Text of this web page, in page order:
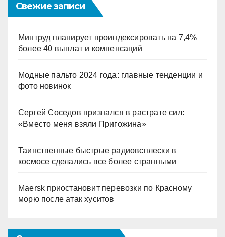
Свежие записи
Минтруд планирует проиндексировать на 7,4%
более 40 выплат и компенсаций
Модные пальто 2024 года: главные тенденции и
фото новинок
Сергей Соседов признался в растрате сил:
«Вместо меня взяли Пригожина»
Таинственные быстрые радиовсплески в
космосе сделались все более странными
Maersk приостановит перевозки по Красному
морю после атак хуситов